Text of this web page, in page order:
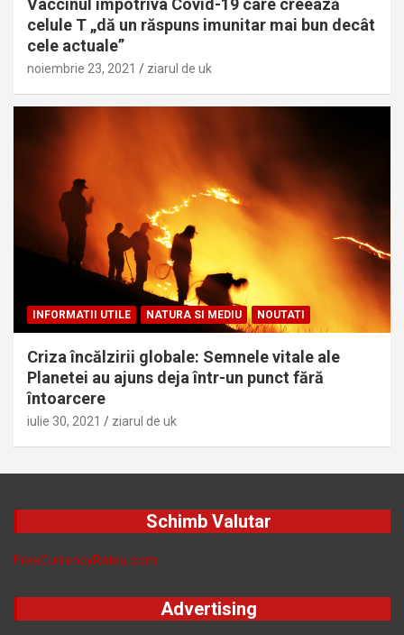
Vaccinul împotriva Covid-19 care creează
celule T „dă un răspuns imunitar mai bun decât
cele actuale”
noiembrie 23, 2021 ziarul de uk
INFORMATII UTILE NATURA SI MEDIU NOUTATI
Criza încălzirii globale: Semnele vitale ale
Planetei au ajuns deja într-un punct fără
întoarcere
iulie 30, 2021 ziarul de uk
Schimb Valutar
FreeCurrencyRates.com
Advertising